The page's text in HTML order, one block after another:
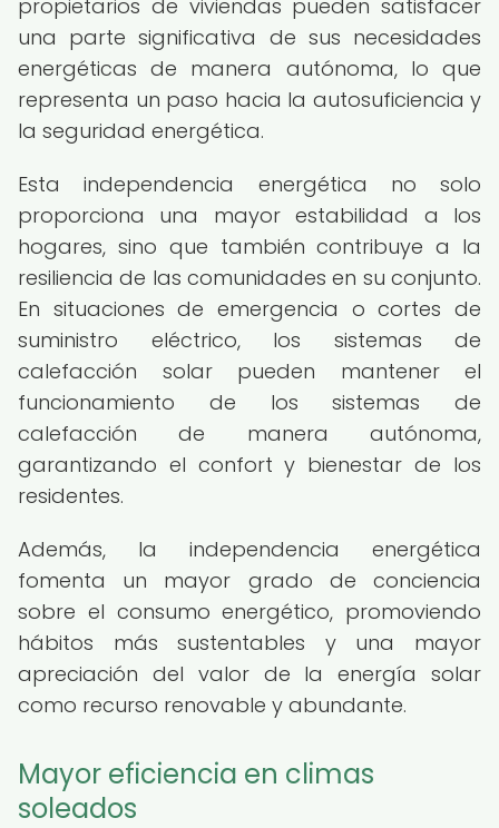
propietarios de viviendas pueden satisfacer
una parte significativa de sus necesidades
energéticas de manera autónoma, lo que
representa un paso hacia la autosuficiencia y
la seguridad energética.
Esta independencia energética no solo
proporciona una mayor estabilidad a los
hogares, sino que también contribuye a la
resiliencia de las comunidades en su conjunto.
En situaciones de emergencia o cortes de
suministro eléctrico, los sistemas de
calefacción solar pueden mantener el
funcionamiento de los sistemas de
calefacción de manera autónoma,
garantizando el confort y bienestar de los
residentes.
Además, la independencia energética
fomenta un mayor grado de conciencia
sobre el consumo energético, promoviendo
hábitos más sustentables y una mayor
apreciación del valor de la energía solar
como recurso renovable y abundante.
Mayor eficiencia en climas
soleados